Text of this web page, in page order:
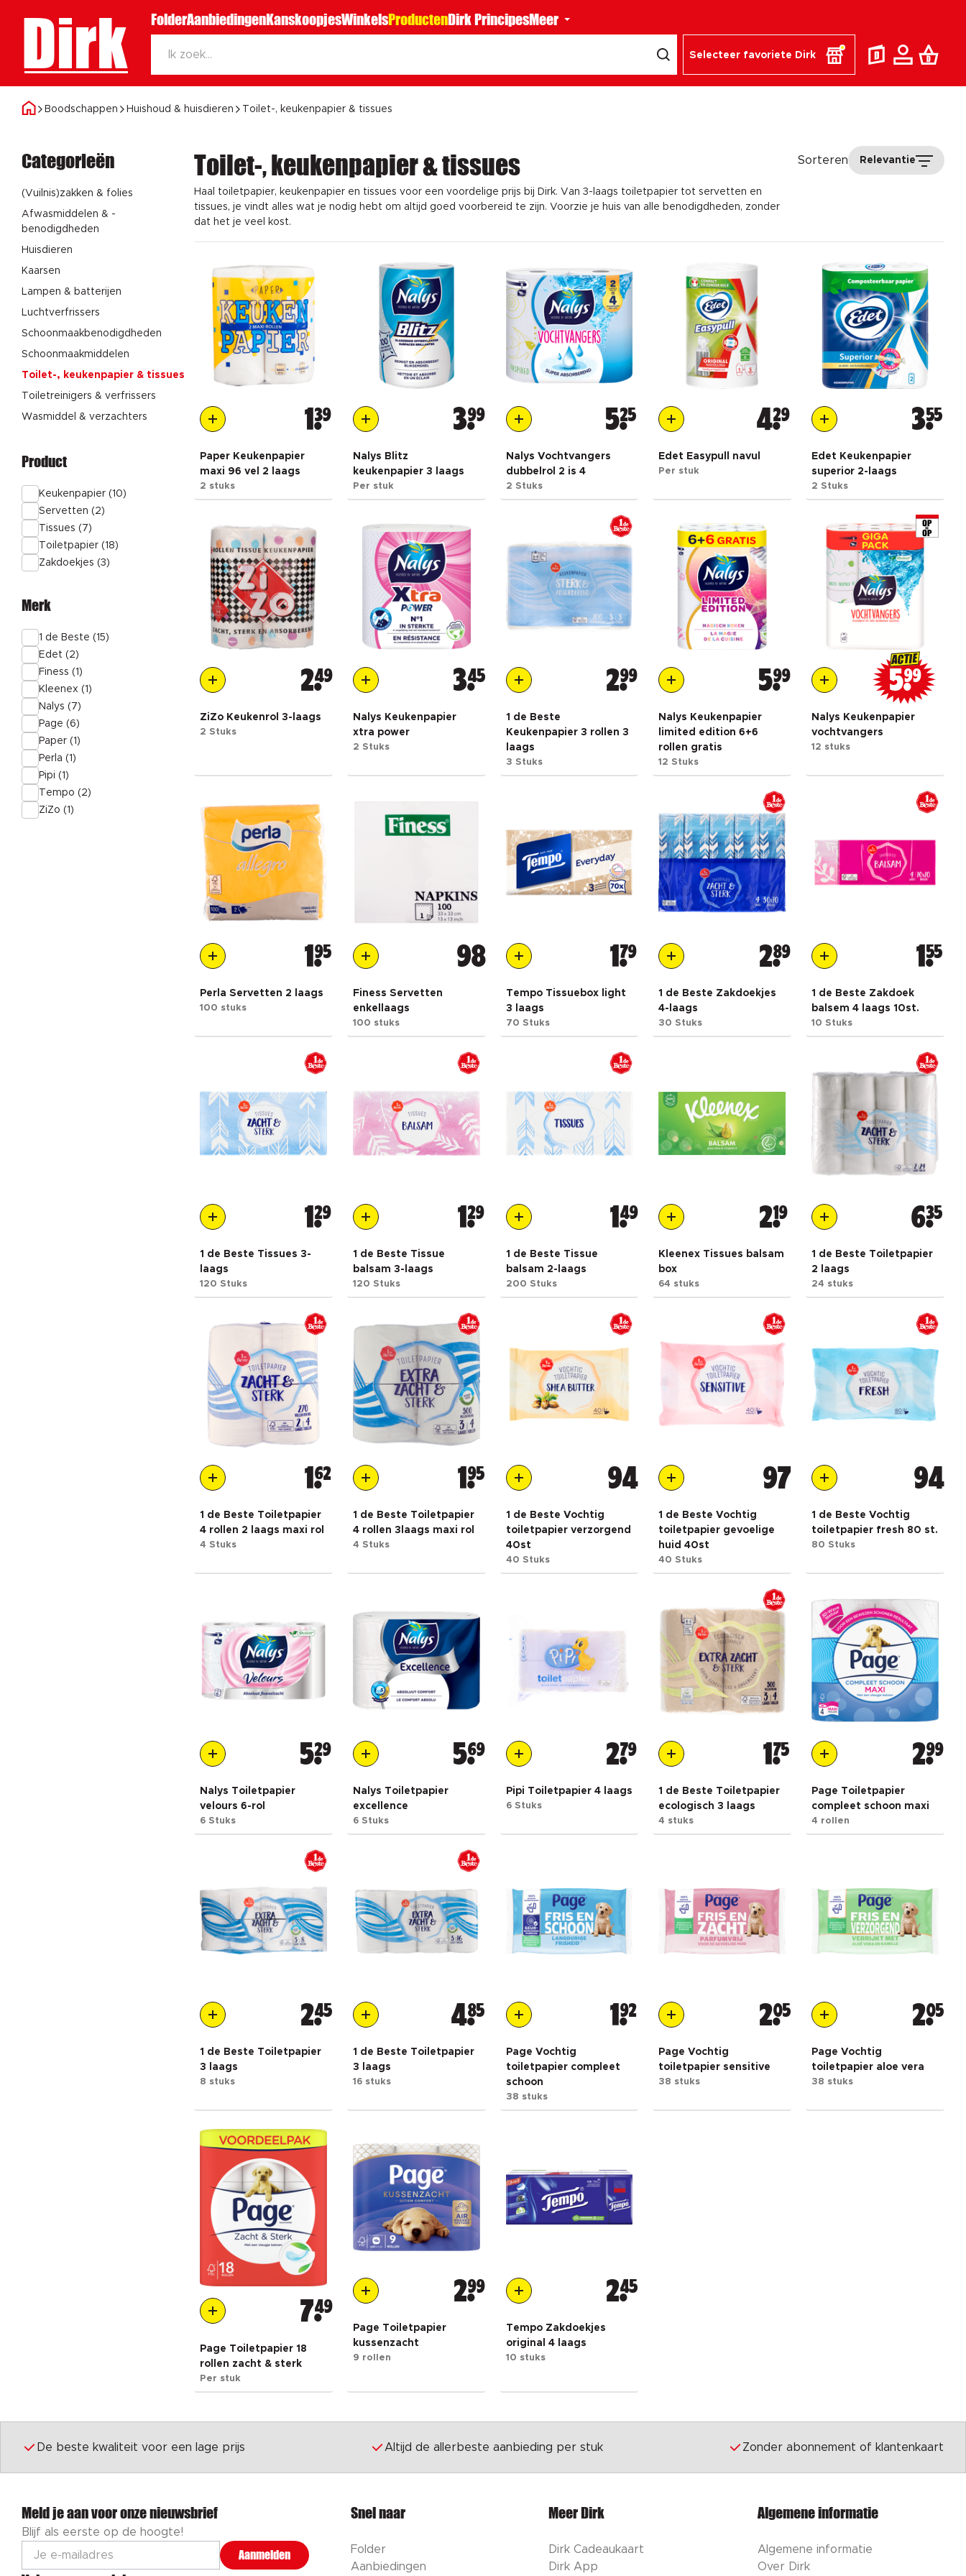
Dirk FolderAanbiedingenKanskoopjesWinkelsProductenDirk PrincipesMeer
Selecteer favoriete Dirk
Boodschappen Huishoud & huisdieren Toilet-, keukenpapier & tissues
Categorieën
(Vuilnis)zakken & folies
Afwasmiddelen & -
benodigdheden
Huisdieren
Kaarsen
Lampen & batterijen
Luchtverfrissers
Schoonmaakbenodigdheden
Schoonmaakmiddelen
Toilet-, keukenpapier & tissues
Toiletreinigers & verfrissers
Wasmiddel & verzachters
Product
Keukenpapier (10)
Servetten (2)
Tissues (7)
Toiletpapier (18)
Zakdoekjes (3)
Merk
1 de Beste (15)
Edet (2)
Finess (1)
Kleenex (1)
Nalys (7)
Page (6)
Paper (1)
Perla (1)
Pipi (1)
Tempo (2)
ZiZo (1)
Sorteren Relevantie
Toilet-, keukenpapier & tissues
Haal toiletpapier, keukenpapier en tissues voor een voordelige prijs bij Dirk. Van 3-laags toiletpapier tot servetten en
tissues, je vindt alles wat je nodig hebt om altijd goed voorbereid te zijn. Voorzie je huis van alle benodigdheden, zonder
dat het je veel kost.
1 39
Paper Keukenpapier
maxi 96 vel 2 laags
2 stuks
399
Nalys Blitz
keukenpapier 3 laags
Per stuk
525
Nalys Vochtvangers
dubbelrol 2 is 4
2 Stuks
429
Edet Easypull navul
Per stuk
355
Edet Keukenpapier
superior 2-laags
2 Stuks
249
ZiZo Keukenrol 3-laags
2 Stuks
345
Nalys Keukenpapier
xtra power
2 Stuks
299
1 de Beste
Keukenpapier 3 rollen 3
laags
3 Stuks
599
Nalys Keukenpapier
limited edition 6+6
rollen gratis
12 Stuks
ACTIE
599
Nalys Keukenpapier
vochtvangers
12 stuks
1 95
Perla Servetten 2 laags
100 stuks
98
Finess Servetten
enkellaags
100 stuks
179
Tempo Tissuebox light
3 laags
70 Stuks
289
1 de Beste Zakdoekjes
4-laags
30 Stuks
1 55
1 de Beste Zakdoek
balsem 4 laags 10st.
10 Stuks
1 29
1 de Beste Tissues 3-
laags
120 Stuks
1 29
1 de Beste Tissue
balsam 3-laags
120 Stuks
149
1 de Beste Tissue
balsam 2-laags
200 Stuks
219
Kleenex Tissues balsam
box
64 stuks
635
1 de Beste Toiletpapier
2 laags
24 stuks
1 62
1 de Beste Toiletpapier
4 rollen 2 laags maxi rol
4 Stuks
1 95
1 de Beste Toiletpapier
4 rollen 3laags maxi rol
4 Stuks
94
1 de Beste Vochtig
toiletpapier verzorgend
40st
40 Stuks
97
1 de Beste Vochtig
toiletpapier gevoelige
huid 40st
40 Stuks
94
1 de Beste Vochtig
toiletpapier fresh 80 st.
80 Stuks
529
Nalys Toiletpapier
velours 6-rol
6 Stuks
569
Nalys Toiletpapier
excellence
6 Stuks
279
Pipi Toiletpapier 4 laags
6 Stuks
175
1 de Beste Toiletpapier
ecologisch 3 laags
4 stuks
299
Page Toiletpapier
compleet schoon maxi
4 rollen
245
1 de Beste Toiletpapier
3 laags
8 stuks
485
1 de Beste Toiletpapier
3 laags
16 stuks
192
Page Vochtig
toiletpapier compleet
schoon
38 stuks
205
Page Vochtig
toiletpapier sensitive
38 stuks
205
Page Vochtig
toiletpapier aloe vera
38 stuks
749
Page Toiletpapier 18
rollen zacht & sterk
Per stuk
299
Page Toiletpapier
kussenzacht
9 rollen
245
Tempo Zakdoekjes
original 4 laags
10 stuks
De beste kwaliteit voor een lage prijs Altijd de allerbeste aanbieding per stuk Zonder abonnement of klantenkaart
Meld je aan voor onze nieuwsbrief
Blijf als eerste op de hoogte!
Aanmelden
Snel naar
Folder
Aanbiedingen
Meer Dirk
Dirk Cadeaukaart
Dirk App
Algemene informatie
Algemene informatie
Over Dirk